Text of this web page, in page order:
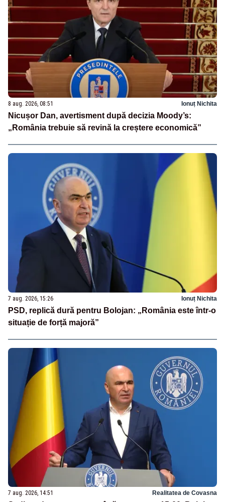
8 aug. 2026, 08:51 Ionuț Nichita
Nicușor Dan, avertisment după decizia Moody’s:
„România trebuie să revină la creștere economică”
7 aug. 2026, 15:26 Ionuț Nichita
PSD, replică dură pentru Bolojan: „România este într-o
situație de forță majoră”
7 aug. 2026, 14:51 Realitatea de Covasna